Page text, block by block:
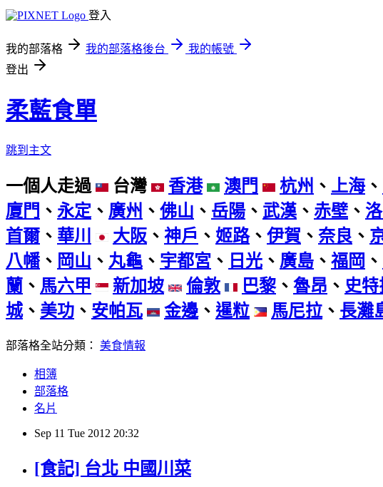
登入
我的部落格 我的部落格後台
我的帳號
登出
柔藍食單
跳到主文
一個人走過 台灣 香港 澳門 杭州 、 上海、
廈門 、 永定 、 廣州 、 佛山 、 岳陽 、 武漢 、 赤壁 、
首爾、 華川 大阪 、 神戶 、 姬路、 伊賀 、 奈良 、
八幡 、 岡山 、 丸龜 、 宇都宮 、 日光 、 廣島 、 福岡 、
蘭 、 馬六甲 新加坡 倫敦 巴黎、 魯昂 、 史
城、 美功 、 安帕瓦 金邊 、 暹粒 馬尼拉 、 長灘
部落格全站分類： 美食情報
相簿
部落格
名片
Sep 11 Tue 2012 20:32
[食記] 台北 中國川菜